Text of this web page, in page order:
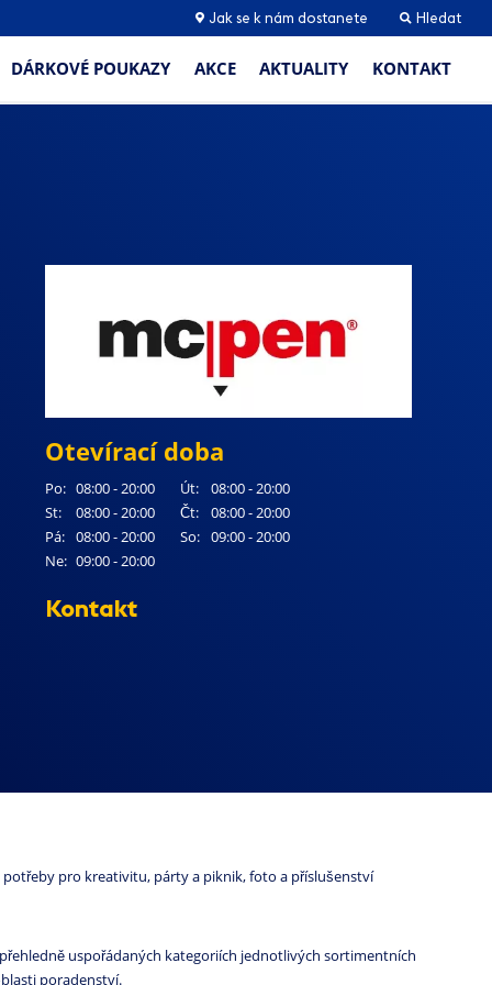
Jak se k nám dostanete Hledat
DÁRKOVÉ POUKAZY AKCE AKTUALITY KONTAKT
Otevírací doba
Po: 08:00 - 20:00 Út:
08:00 - 20:00
St:
08:00 - 20:00 Čt:
08:00 - 20:00
Pá: 08:00 - 20:00 So: 09:00 - 20:00
Ne: 09:00 - 20:00
Kontakt
pro kreativitu, párty a piknik, foto a příslušenství
uspořádaných kategoriích jednotlivých sortimentních
poradenství.